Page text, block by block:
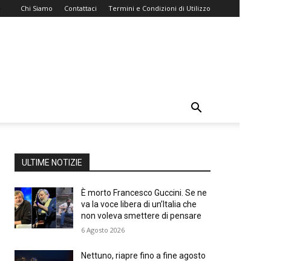
Chi Siamo Contattaci Termini e Condizioni di Utilizzo
ULTIME NOTIZIE
È morto Francesco Guccini. Se ne
va la voce libera di un’Italia che
non voleva smettere di pensare
6 Agosto 2026
Nettuno, riapre fino a fine agosto